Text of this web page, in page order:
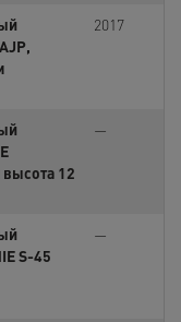
2017
высота 12
—
S-45
—